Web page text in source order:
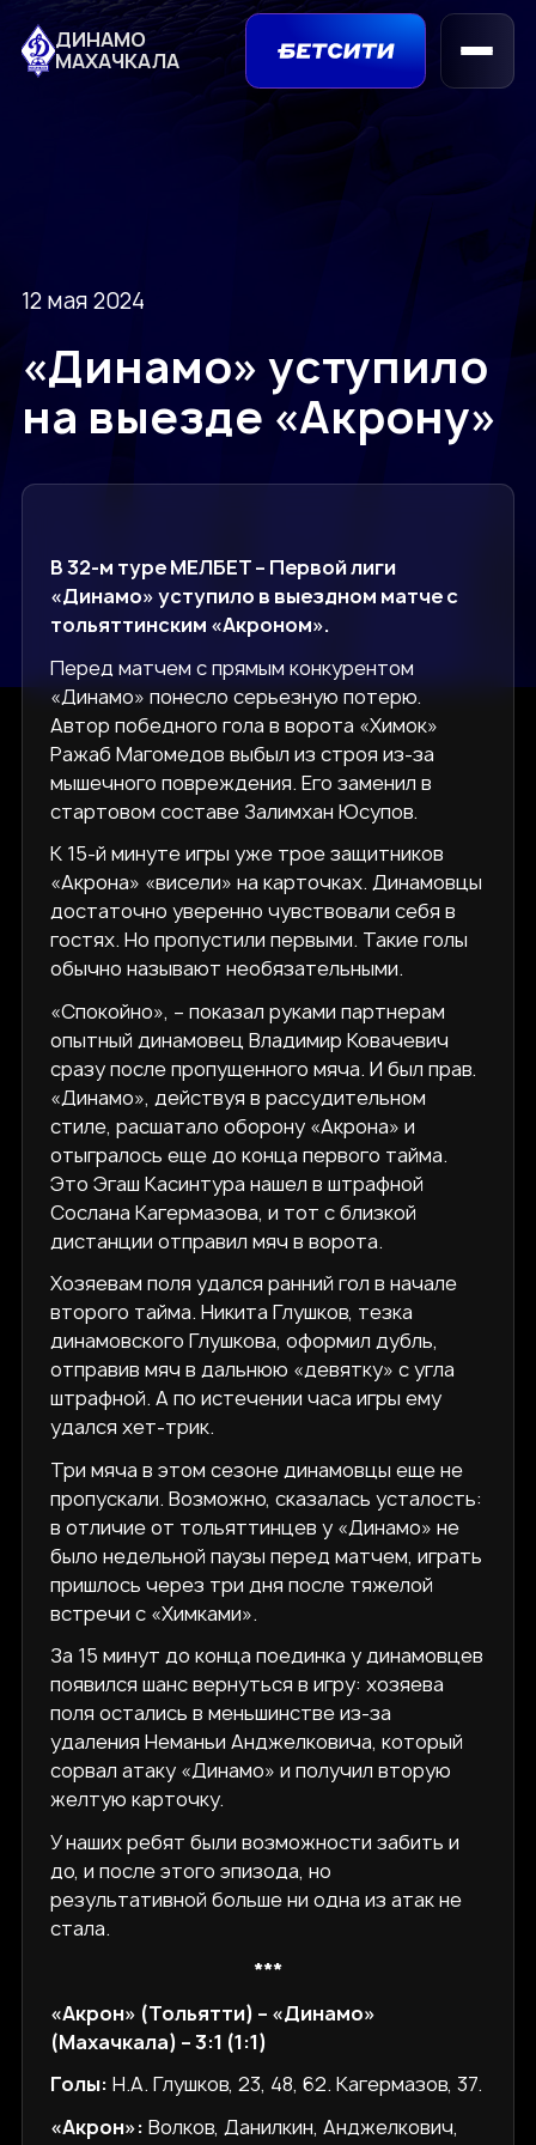
ДИНАМО
МАХАЧКАЛА
12 мая 2024
«Динамо» уступило
на выезде «Акрону»
В 32-м туре МЕЛБЕТ – Первой лиги
«Динамо» уступило в выездном матче с
тольяттинским «Акроном».
Перед матчем с прямым конкурентом
«Динамо» понесло серьезную потерю.
Автор победного гола в ворота «Химок»
Ражаб Магомедов выбыл из строя из-за
мышечного повреждения. Его заменил в
стартовом составе Залимхан Юсупов.
К 15-й минуте игры уже трое защитников
«Акрона» «висели» на карточках. Динамовцы
достаточно уверенно чувствовали себя в
гостях. Но пропустили первыми. Такие голы
обычно называют необязательными.
«Спокойно», – показал руками партнерам
опытный динамовец Владимир Ковачевич
сразу после пропущенного мяча. И был прав.
«Динамо», действуя в рассудительном
стиле, расшатало оборону «Акрона» и
отыгралось еще до конца первого тайма.
Это Эгаш Касинтура нашел в штрафной
Сослана Кагермазова, и тот с близкой
дистанции отправил мяч в ворота.
Хозяевам поля удался ранний гол в начале
второго тайма. Никита Глушков, тезка
динамовского Глушкова, оформил дубль,
отправив мяч в дальнюю «девятку» с угла
штрафной. А по истечении часа игры ему
удался хет-трик.
Три мяча в этом сезоне динамовцы еще не
пропускали. Возможно, сказалась усталость:
в отличие от тольяттинцев у «Динамо» не
было недельной паузы перед матчем, играть
пришлось через три дня после тяжелой
встречи с «Химками».
За 15 минут до конца поединка у динамовцев
появился шанс вернуться в игру: хозяева
поля остались в меньшинстве из-за
удаления Неманьи Анджелковича, который
сорвал атаку «Динамо» и получил вторую
желтую карточку.
У наших ребят были возможности забить и
до, и после этого эпизода, но
результативной больше ни одна из атак не
стала.
***
«Акрон» (Тольятти) – «Динамо»
(Махачкала) – 3:1 (1:1)
Голы: Н.А. Глушков, 23, 48, 62. Кагермазов, 37.
«Акрон»: Волков, Данилкин, Анджелкович,